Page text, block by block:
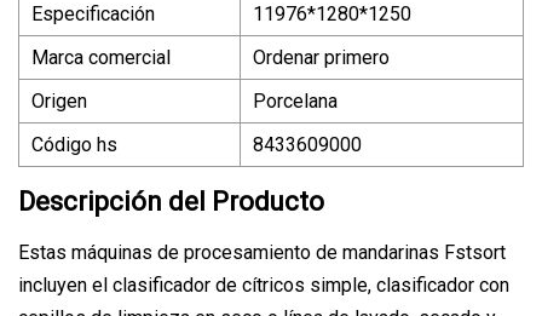
Especificación
11976*1280*1250
Marca comercial
Ordenar primero
Origen
Porcelana
Código hs
8433609000
Descripción del Producto
Estas máquinas de procesamiento de mandarinas Fstsort
incluyen el clasificador de cítricos simple, clasificador con